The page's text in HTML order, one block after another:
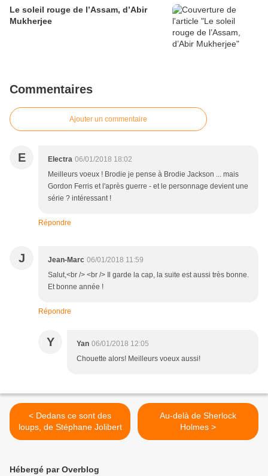
Le soleil rouge de l’Assam, d’Abir
Mukherjee
Commentaires
Ajouter un commentaire
E Electra 06/01/2018 18:02
Meilleurs voeux ! Brodie je pense à Brodie Jackson ... mais
Gordon Ferris et l'après guerre - et le personnage devient une
série ? intéressant !
Répondre
J Jean-Marc 06/01/2018 11:59
Salut,<br /> <br /> Il garde la cap, la suite est aussi très bonne.
Et bonne année !
Répondre
Y Yan 06/01/2018 12:05
Chouette alors! Meilleurs voeux aussi!
< Dedans ce sont des
loups, de Stéphane Jolibert
Au-delà de Sherlock
Holmes >
Hébergé par Overblog